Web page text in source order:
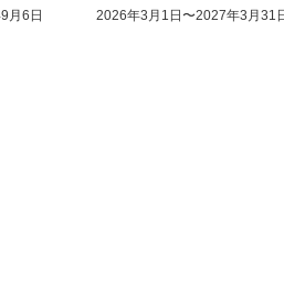
月6日 2026年3月1日〜2027年3月31